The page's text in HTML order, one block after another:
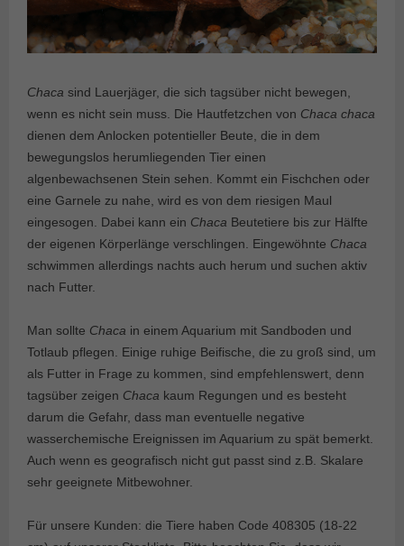
Chaca sind Lauerjäger, die sich tagsüber nicht bewegen,
wenn es nicht sein muss. Die Hautfetzchen von Chaca chaca
dienen dem Anlocken potentieller Beute, die in dem
bewegungslos herumliegenden Tier einen
algenbewachsenen Stein sehen. Kommt ein Fischchen oder
eine Garnele zu nahe, wird es von dem riesigen Maul
eingesogen. Dabei kann ein Chaca Beutetiere bis zur Hälfte
der eigenen Körperlänge verschlingen. Eingewöhnte Chaca
schwimmen allerdings nachts auch herum und suchen aktiv
nach Futter.
Man sollte Chaca in einem Aquarium mit Sandboden und
Totlaub pflegen. Einige ruhige Beifische, die zu groß sind, um
als Futter in Frage zu kommen, sind empfehlenswert, denn
tagsüber zeigen Chaca kaum Regungen und es besteht
darum die Gefahr, dass man eventuelle negative
wasserchemische Ereignissen im Aquarium zu spät bemerkt.
Auch wenn es geografisch nicht gut passt sind z.B. Skalare
sehr geeignete Mitbewohner.
Für unsere Kunden: die Tiere haben Code 408305 (18-22